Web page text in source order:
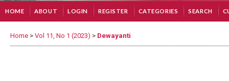
HOME ABOUT LOGIN REGISTER CATEGORIES SEARCH
Home > Vol 11, No 1 (2023) > Dewayanti